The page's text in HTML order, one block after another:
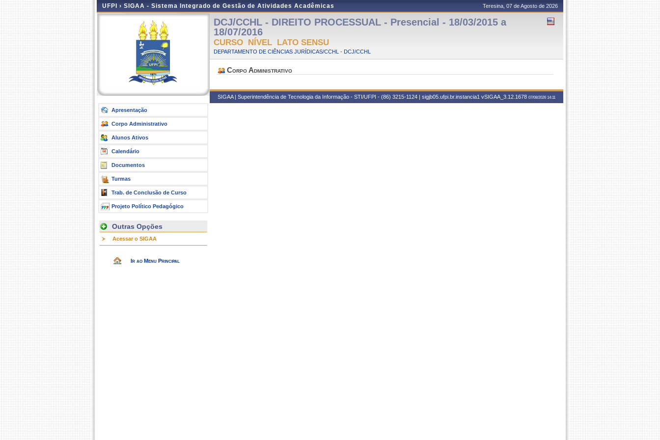
UFPI › SIGAA - Sistema Integrado de Gestão de Atividades Acadêmicas Teresina, 07 de Agosto de 2026
Apresentação
Corpo Administrativo
Alunos Ativos
Calendário
Documentos
Turmas
Trab. de Conclusão de Curso
Projeto Político Pedagógico
Outras Opções
Acessar o SIGAA
Ir ao Menu Principal
DCJ/CCHL - DIREITO PROCESSUAL - Presencial - 18/03/2015 a
18/07/2016
CURSO NÍVEL LATO SENSU
DEPARTAMENTO DE CIÊNCIAS JURÍDICAS/CCHL - DCJ/CCHL
Corpo Administrativo
SIGAA | Superintendência de Tecnologia da Informação - STI/UFPI - (86) 3215-1124 | sigjb05.ufpi.br.instancia1 vSIGAA_3.12.1678 07/08/2026 14:11